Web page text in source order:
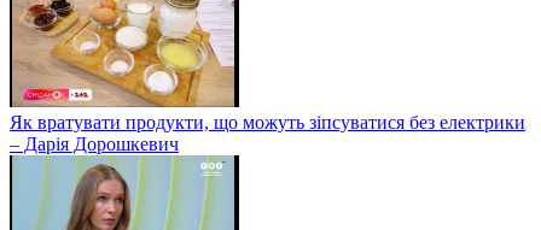
Як вратувати продукти, що можуть зіпсуватися без електрики
– Дарія Дорошкевич